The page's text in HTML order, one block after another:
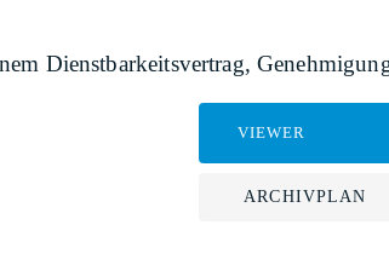
Dienstbarkeitsvertrag,
VIEWER
ARCHIVPLAN